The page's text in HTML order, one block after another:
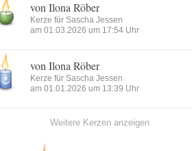
von Ilona Röber
Kerze für Sascha Jessen
am 01.03.2026 um 17:54 Uhr
von Ilona Röber
Kerze für Sascha Jessen
am 01.01.2026 um 13:39 Uhr
Weitere Kerzen anzeigen